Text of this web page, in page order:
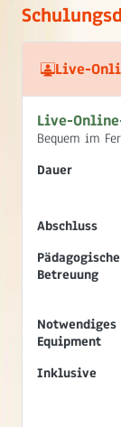
Live-
Live-
Bequem im
Dauer
Abschluss
Pädagogische
Betreuung
Notwendiges
Equipment
Inklusive